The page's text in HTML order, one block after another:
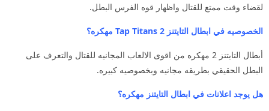
لقضاء وقت ممتع للقتال واظهار قوه الفرس البطل.
الخصوصيه في ابطال التايتنز Tap Titans 2 مهكره؟
أبطال التايتنز 2 مهكره من اقوى الالعاب المجانيه للقتال والتعرف على
البطل الحقيقي بطريقه مجانيه وبخصوصيه كبيره.
هل يوجد اعلانات في ابطال التايتنز مهكره؟